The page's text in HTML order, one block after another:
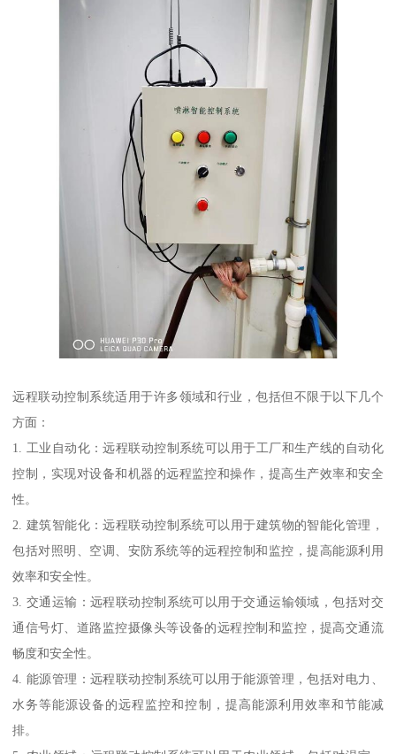
远程联动控制系统适用于许多领域和行业，包括但不限于以下几个
方面：
1. 工业自动化：远程联动控制系统可以用于工厂和生产线的自动化
控制，实现对设备和机器的远程监控和操作，提高生产效率和安全
性。
2. 建筑智能化：远程联动控制系统可以用于建筑物的智能化管理，
包括对照明、空调、安防系统等的远程控制和监控，提高能源利用
效率和安全性。
3. 交通运输：远程联动控制系统可以用于交通运输领域，包括对交
通信号灯、道路监控摄像头等设备的远程控制和监控，提高交通流
畅度和安全性。
4. 能源管理：远程联动控制系统可以用于能源管理，包括对电力、
水务等能源设备的远程监控和控制，提高能源利用效率和节能减
排。